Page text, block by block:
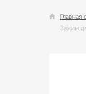
Главная
Зажим